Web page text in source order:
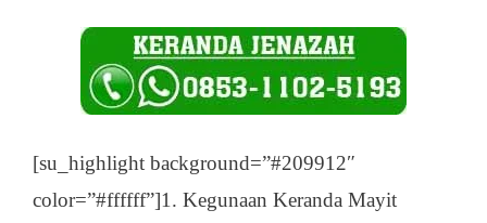
[su_highlight background=”#209912″
color=”#ffffff”]1. Kegunaan Keranda Mayit